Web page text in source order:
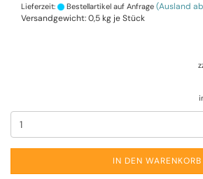
Lieferzeit: Bestellartikel auf Anfrage (Ausland
Versandgewicht:0,5kg je Stück
IN DEN WARENKORB